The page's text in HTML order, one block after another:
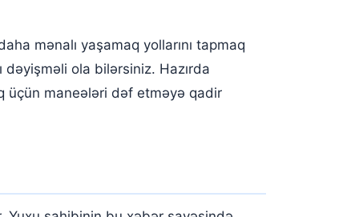
mənalı yaşamaq yollarını tapmaq
dəyişməli ola bilərsiniz. Hazırda
üçün maneələri dəf etməyə qadir